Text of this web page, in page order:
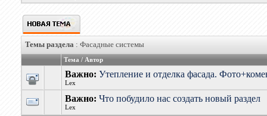
Темы раздела: Фасадные системы
Тема / Автор
Важно: Утепление и отделка фасада.
Lex
Важно: Что побудило нас создать новый раздел
Lex